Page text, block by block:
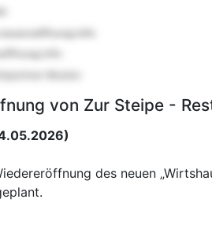
von Zur Steipe -
des neuen